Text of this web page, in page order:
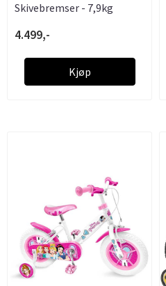
Skivebremser - 7,9kg
4.499,-
Kjøp